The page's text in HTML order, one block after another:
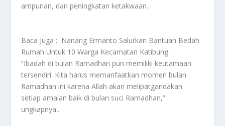
ampunan, dan peningkatan ketakwaan.
Baca Juga : Nanang Ermanto Salurkan Bantuan Bedah
Rumah Untuk 10 Warga Kecamatan Katibung
“Ibadah di bulan Ramadhan pun memiliki keutamaan
tersendiri. Kita harus memanfaatkan momen bulan
Ramadhan ini karena Allah akan melipatgandakan
setiap amalan baik di bulan suci Ramadhan,”
ungkapnya..